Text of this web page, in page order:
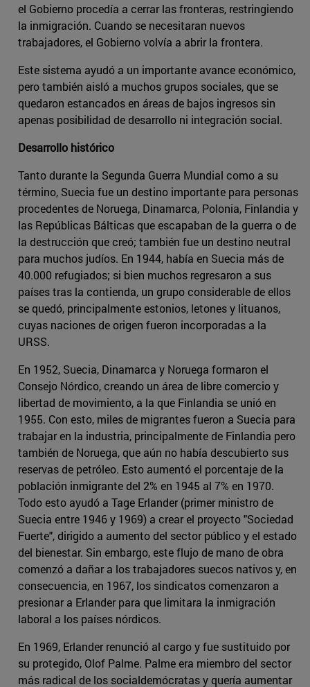
el Gobierno procedía a cerrar las fronteras, restringiendo
la inmigración. Cuando se necesitaran nuevos
trabajadores, el Gobierno volvía a abrir la frontera.
Este sistema ayudó a un importante avance económico,
pero también aisló a muchos grupos sociales, que se
quedaron estancados en áreas de bajos ingresos sin
apenas posibilidad de desarrollo ni integración social.
Desarrollo histórico
Tanto durante la Segunda Guerra Mundial como a su
término, Suecia fue un destino importante para personas
procedentes de Noruega, Dinamarca, Polonia, Finlandia y
las Repúblicas Bálticas que escapaban de la guerra o de
la destrucción que creó; también fue un destino neutral
para muchos judíos. En 1944, había en Suecia más de
40.000 refugiados; si bien muchos regresaron a sus
países tras la contienda, un grupo considerable de ellos
se quedó, principalmente estonios, letones y lituanos,
cuyas naciones de origen fueron incorporadas a la
URSS.
En 1952, Suecia, Dinamarca y Noruega formaron el
Consejo Nórdico, creando un área de libre comercio y
libertad de movimiento, a la que Finlandia se unió en
1955. Con esto, miles de migrantes fueron a Suecia para
trabajar en la industria, principalmente de Finlandia pero
también de Noruega, que aún no había descubierto sus
reservas de petróleo. Esto aumentó el porcentaje de la
población inmigrante del 2% en 1945 al 7% en 1970.
Todo esto ayudó a Tage Erlander (primer ministro de
Suecia entre 1946 y 1969) a crear el proyecto "Sociedad
Fuerte", dirigido a aumento del sector público y el estado
del bienestar. Sin embargo, este flujo de mano de obra
comenzó a dañar a los trabajadores suecos nativos y, en
consecuencia, en 1967, los sindicatos comenzaron a
presionar a Erlander para que limitara la inmigración
laboral a los países nórdicos.
En 1969, Erlander renunció al cargo y fue sustituido por
su protegido, Olof Palme. Palme era miembro del sector
más radical de los socialdemócratas y quería aumentar